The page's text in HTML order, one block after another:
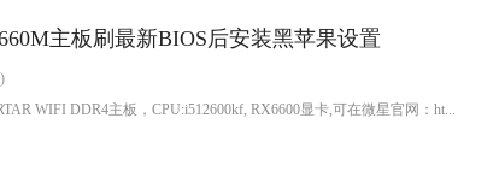
主板刷最新BIOS后安装黑苹果设置
WIFI DDR4主板，CPU:i512600kf, RX6600显卡,可在微星官网：ht...